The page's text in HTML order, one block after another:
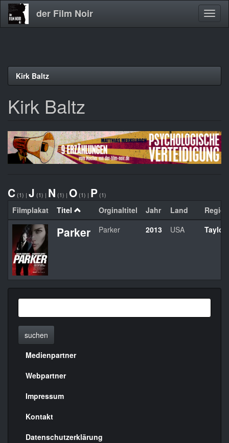
Direkt
der Film Noir
Kirk Baltz
Kirk Baltz
C (1) | J (1) | N (1) | O (1) | P (1)
Filmplakat Titel Orginaltitel Jahr Land Regie
Parker Parker 2013 USA Taylor
suchen
Menülinks
rechte
Seite
Medienpartner
Webpartner
Impressum
Kontakt
Datenschutzerklärung